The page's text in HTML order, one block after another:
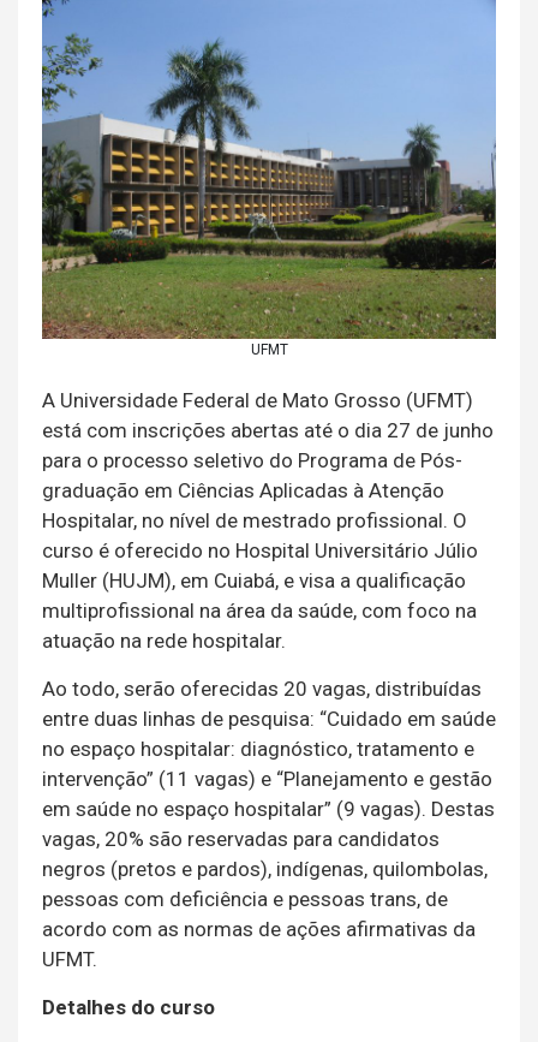
UFMT
A Universidade Federal de Mato Grosso (UFMT)
está com inscrições abertas até o dia 27 de junho
para o processo seletivo do Programa de Pós-
graduação em Ciências Aplicadas à Atenção
Hospitalar, no nível de mestrado profissional. O
curso é oferecido no Hospital Universitário Júlio
Muller (HUJM), em Cuiabá, e visa a qualificação
multiprofissional na área da saúde, com foco na
atuação na rede hospitalar.
Ao todo, serão oferecidas 20 vagas, distribuídas
entre duas linhas de pesquisa: “Cuidado em saúde
no espaço hospitalar: diagnóstico, tratamento e
intervenção” (11 vagas) e “Planejamento e gestão
em saúde no espaço hospitalar” (9 vagas). Destas
vagas, 20% são reservadas para candidatos
negros (pretos e pardos), indígenas, quilombolas,
pessoas com deficiência e pessoas trans, de
acordo com as normas de ações afirmativas da
UFMT.
Detalhes do curso